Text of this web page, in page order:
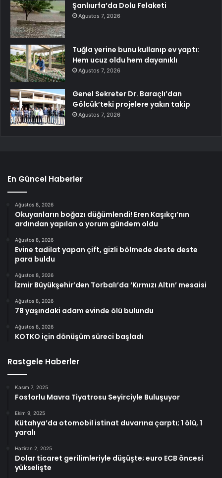
Şanlıurfa’da Dolu Felaketi
Ağustos 7, 2026
Tuğla yerine bunu kullanıp ev yaptı:
Hem ucuz oldu hem dayanıklı
Ağustos 7, 2026
Genel Sekreter Dr. Baraçlı’dan
Gölcük’teki projelere yakın takip
Ağustos 7, 2026
En Güncel Haberler
Ağustos 8, 2026
Okuyanların boğazı düğümlendi! Eren Kaşıkçı’nın
ardından yapılan o yorum gündem oldu
Ağustos 8, 2026
Evine tadilat yapan çift, gizli bölmede deste deste
para buldu
Ağustos 8, 2026
İzmir Büyükşehir’den Torbalı’da ‘Kırmızı Altın’ mesaisi
Ağustos 8, 2026
78 yaşındaki adam evinde ölü bulundu
Ağustos 8, 2026
KOTKO için dönüşüm süreci başladı
Rastgele Haberler
Kasım 7, 2025
Fosforlu Mavra Tiyatrosu Seyirciyle Buluşuyor
Ekim 9, 2025
Kütahya’da otomobil istinat duvarına çarptı; 1 ölü, 1
yaralı
Haziran 2, 2025
Dolar ticaret gerilimleriyle düşüşte; euro ECB öncesi
yükselişte